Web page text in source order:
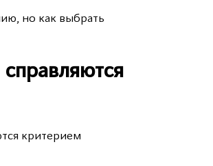
но как выбрать
критерием